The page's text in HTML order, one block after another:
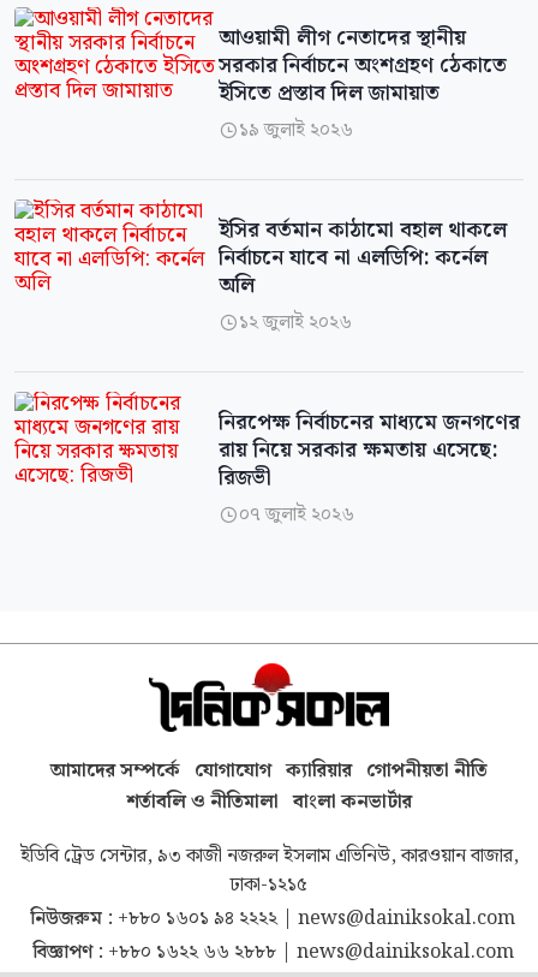
আওয়ামী লীগ নেতাদের স্থানীয়
সরকার নির্বাচনে অংশগ্রহণ ঠেকাতে
ইসিতে প্রস্তাব দিল জামায়াত
১৯ জুলাই ২০২৬
ইসির বর্তমান কাঠামো বহাল থাকলে
নির্বাচনে যাবে না এলডিপি: কর্নেল
অলি
১২ জুলাই ২০২৬
নিরপেক্ষ নির্বাচনের মাধ্যমে জনগণের
রায় নিয়ে সরকার ক্ষমতায় এসেছে:
রিজভী
০৭ জুলাই ২০২৬
আমাদের সম্পর্কে যোগাযোগ ক্যারিয়ার গোপনীয়তা নীতি
শর্তাবলি ও নীতিমালা বাংলা কনভার্টার
ইডিবি ট্রেড সেন্টার, ৯৩ কাজী নজরুল ইসলাম এভিনিউ, কারওয়ান বাজার,
ঢাকা-১২১৫
নিউজরুম : +৮৮০ ১৬০১ ৯৪ ২২২২| news@dainiksokal.com
বিজ্ঞাপণ : +৮৮০ ১৬২২ ৬৬ ২৮৮৮| news@dainiksokal.com